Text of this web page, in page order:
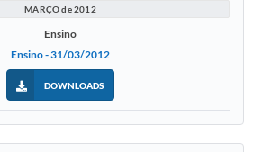
MARÇO de 2012
Ensino
Ensino - 31/03/2012
DOWNLOADS